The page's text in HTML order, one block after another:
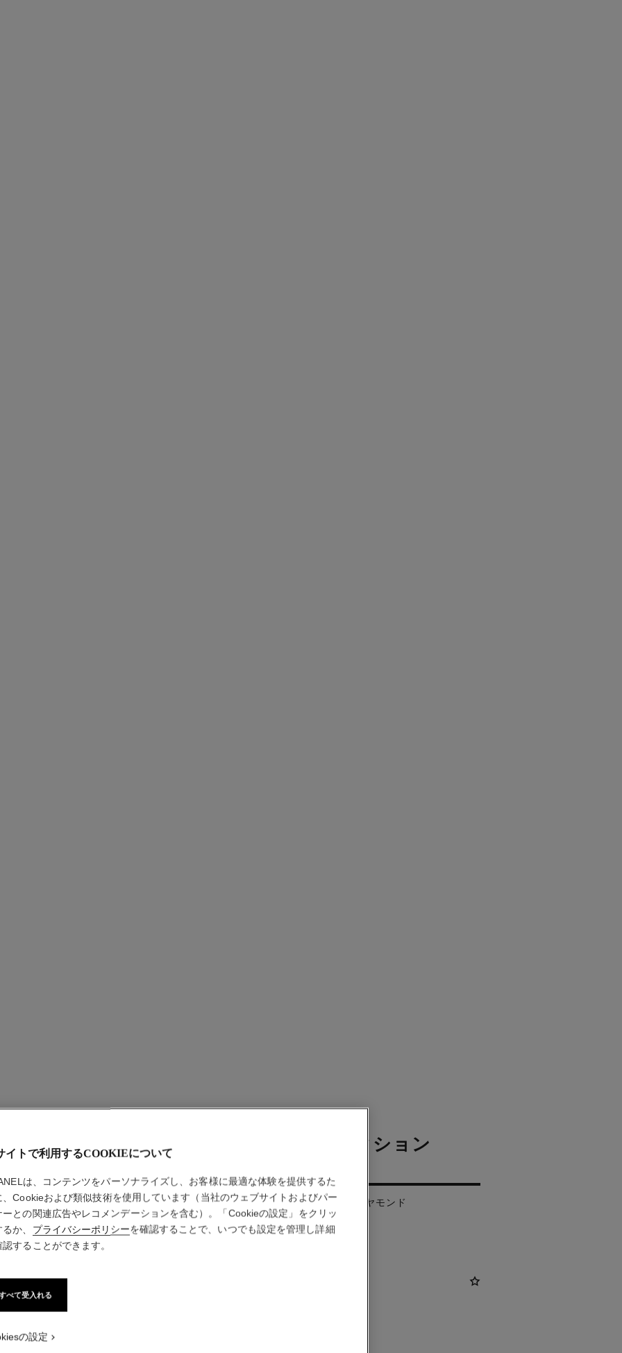
- 標準サイズ画面で表示。
カメリア コレクション
18Kイエローゴールド、ダイヤモンド
詳細
イトで利用するCOOKIEについて
は、コンテンツをパーソナライズし、お客様に最適な体験を提供するた
、Cookieおよび類似技術を使用しています（当社のウェブサイトおよびパー
ーとの関連広告やレコメンデーションを含む）。「Cookieの設定」をクリッ
か、 プライバシーポリシーを確認することで、いつでも設定を管理し詳細
認することができます。
べて受入れる
の設定